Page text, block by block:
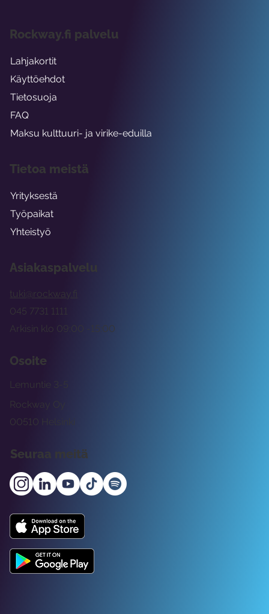
Asiakaspalvelu
tuki@rockway.fi
Arkisin klo 09:00 -15:00
045 7731 1111
Osoite
Rockway Oy
Lemuntie 3-5
00510 Helsinki
Seuraa meitä
Rockway.fi palvelu
Lahjakortit
Käyttöehdot
Tietosuoja
FAQ
Maksu kulttuuri- ja virike-eduilla
Tietoa meistä
Yrityksestä
Työpaikat
Yhteistyö